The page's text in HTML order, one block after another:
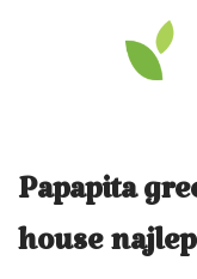
Papapita
house